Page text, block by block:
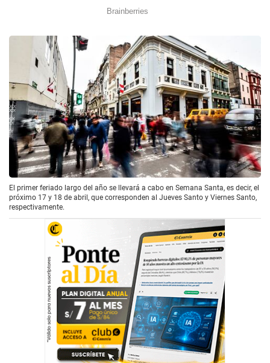
El primer feriado largo del año se llevará a cabo en Semana Santa, es decir, el
próximo 17 y 18 de abril, que corresponden al Jueves Santo y Viernes Santo,
respectivamente.